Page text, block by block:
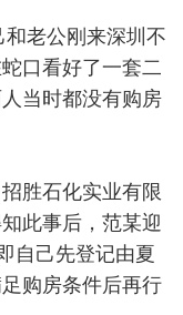
老公刚来深圳不
口看好了一套二
当时都没有购房
胜石化实业有限
此事后，范某迎
自己先登记由夏
购房条件后再行